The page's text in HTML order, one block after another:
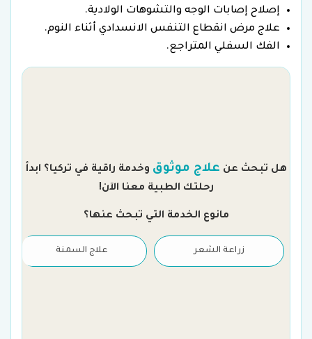
إصلاح إصابات الوجه والتشوهات الولادية.
علاج مرض انقطاع التنفس الانسدادي أثناء النوم.
الفك السفلي المتراجع.
هل تبحث عن علاج موثوق وخدمة راقية في تركيا؟ ابدأ
رحلتك الطبية معنا الآن!
مانوع الخدمة التي تبحث عنها؟
زراعة الشعر علاج السمنة